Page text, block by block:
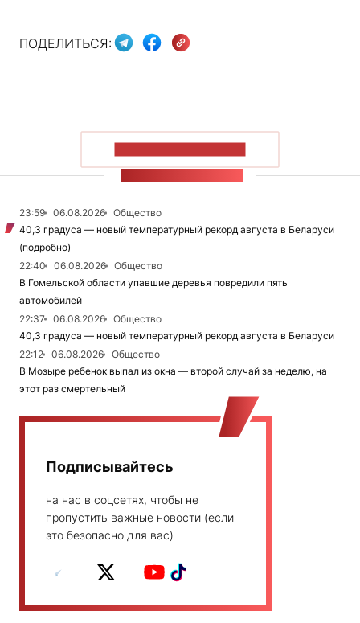
ПОДЕЛИТЬСЯ:
23:59 06.08.2026
Общество
40,3 градуса — новый температурный рекорд августа в Беларуси
(подробно)
22:40
06.08.2026
Общество
В Гомельской области упавшие деревья повредили пять
автомобилей
22:37
06.08.2026
Общество
40,3 градуса — новый температурный рекорд августа в Беларуси
22:12
06.08.2026
Общество
В Мозыре ребенок выпал из окна — второй случай за неделю, на
этот раз смертельный
Подписывайтесь
на нас в соцсетях, чтобы не
пропустить важные новости (если
это безопасно для вас)